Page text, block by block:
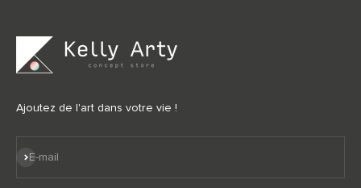
Ajoutez de l'art dans votre vie !
E-mail
S'inscrire